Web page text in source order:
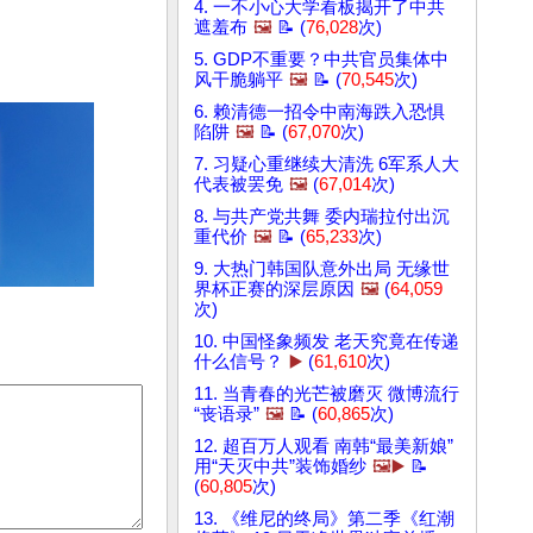
4. 一不小心大学看板揭开了中共
遮羞布 🖼️ 📝 (76,028次)
5. GDP不重要？中共官员集体中
风干脆躺平 🖼️ 📝 (70,545次)
6. 赖清德一招令中南海跌入恐惧
陷阱 🖼️ 📝 (67,070次)
7. 习疑心重继续大清洗 6军系人大
代表被罢免 🖼️ (67,014次)
8. 与共产党共舞 委内瑞拉付出沉
重代价 🖼️ 📝 (65,233次)
9. 大热门韩国队意外出局 无缘世
界杯正赛的深层原因 🖼️ (64,059
次)
10. 中国怪象频发 老天究竟在传递
什么信号？
▶️ (61,610次)
11. 当青春的光芒被磨灭 微博流行
“丧语录” 🖼️ 📝 (60,865次)
12. 超百万人观看 南韩“最美新娘”
用“天灭中共”装饰婚纱 🖼️▶️ 📝
(60,805次)
13. 《维尼的终局》第二季《红潮